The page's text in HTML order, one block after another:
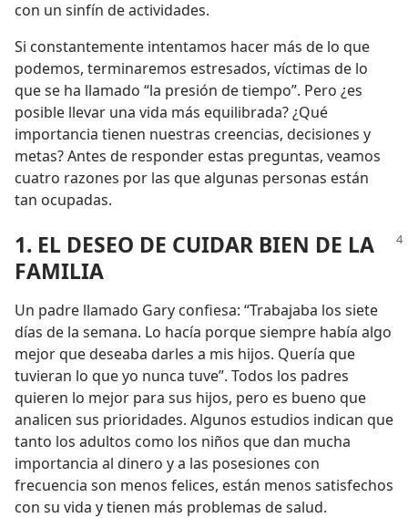
con un sinfín de actividades.
Si constantemente intentamos hacer más de lo que
podemos, terminaremos estresados, víctimas de lo
que se ha llamado “la presión de tiempo”. Pero ¿es
posible llevar una vida más equilibrada? ¿Qué
importancia tienen nuestras creencias, decisiones y
metas? Antes de responder estas preguntas, veamos
cuatro razones por las que algunas personas están
tan ocupadas.
1. EL DESEO DE CUIDAR BIEN DE LA
FAMILIA
Un padre llamado Gary confiesa: “Trabajaba los siete
días de la semana. Lo hacía porque siempre había algo
mejor que deseaba darles a mis hijos. Quería que
tuvieran lo que yo nunca tuve”. Todos los padres
quieren lo mejor para sus hijos, pero es bueno que
analicen sus prioridades. Algunos estudios indican que
tanto los adultos como los niños que dan mucha
importancia al dinero y a las posesiones con
frecuencia son menos felices, están menos satisfechos
con su vida y tienen más problemas de salud.